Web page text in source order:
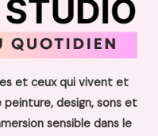
et ceux qui vivent et
design, sons et
sensible dans le